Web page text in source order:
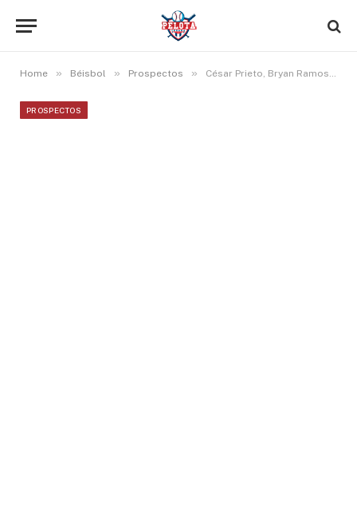
Home » Béisbol » Prospectos » César Prieto, Bryan Ramos y José Barrero destacan a la ofensiva entre cubanos en Triple A
PROSPECTOS